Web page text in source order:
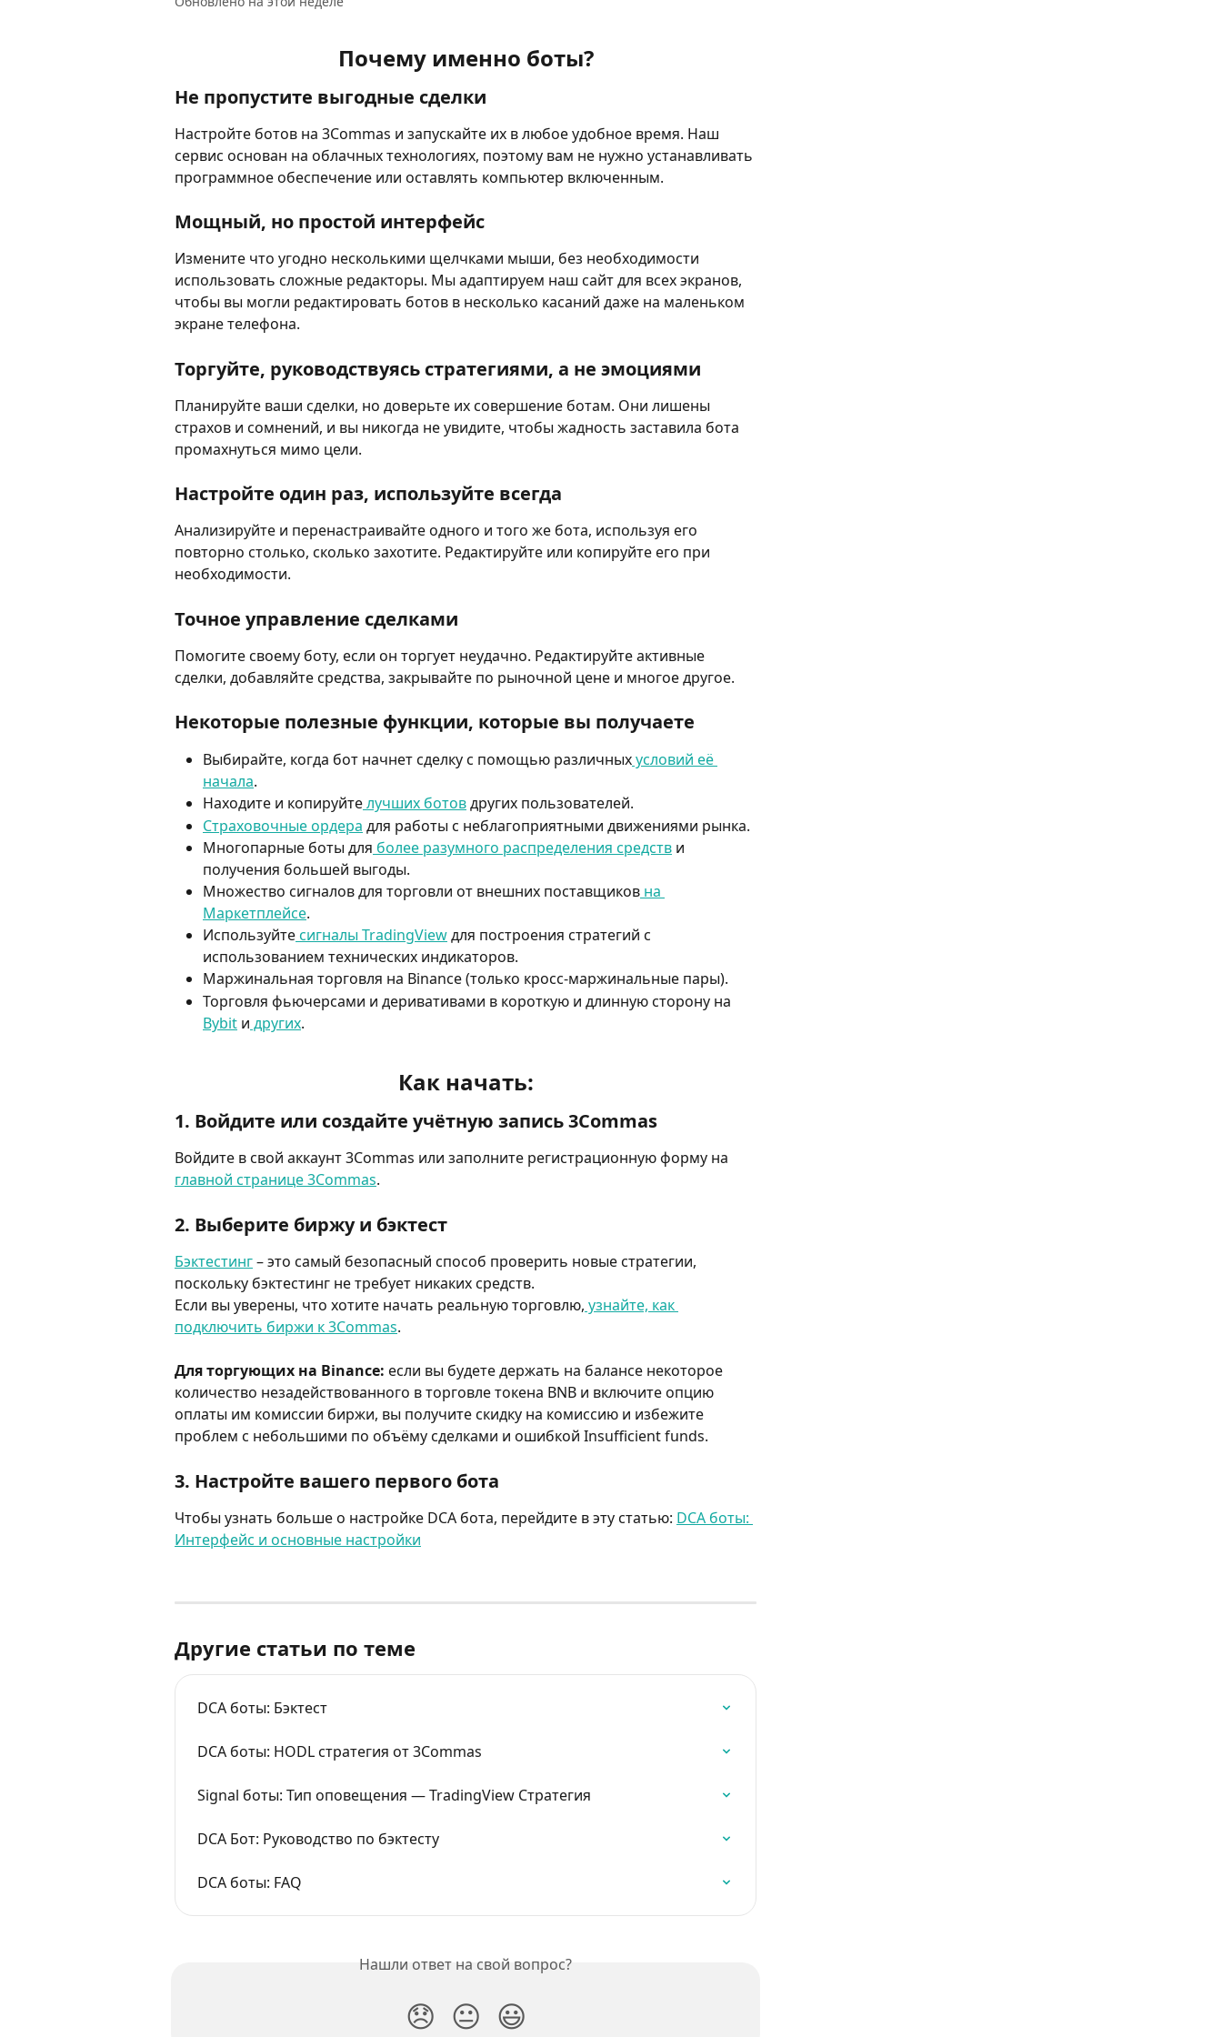
Почему именно боты?
Не пропустите выгодные сделки
Настройте ботов на 3Commas и запускайте их в любое удобное время. Наш
сервис основан на облачных технологиях, поэтому вам не нужно устанавливать
программное обеспечение или оставлять компьютер включенным.
Мощный, но простой интерфейс
Измените что угодно несколькими щелчками мыши, без необходимости
использовать сложные редакторы. Мы адаптируем наш сайт для всех экранов,
чтобы вы могли редактировать ботов в несколько касаний даже на маленьком
экране телефона.
Торгуйте, руководствуясь стратегиями, а не эмоциями
Планируйте ваши сделки, но доверьте их совершение ботам. Они лишены
страхов и сомнений, и вы никогда не увидите, чтобы жадность заставила бота
промахнуться мимо цели.
Настройте один раз, используйте всегда
Анализируйте и перенастраивайте одного и того же бота, используя его
повторно столько, сколько захотите. Редактируйте или копируйте его при
необходимости.
Точное управление сделками
Помогите своему боту, если он торгует неудачно. Редактируйте активные
сделки, добавляйте средства, закрывайте по рыночной цене и многое другое.
Некоторые полезные функции, которые вы получаете
Выбирайте, когда бот начнет сделку с помощью различных условий её
начала.
Находите и копируйте лучших ботов других пользователей.
Страховочные ордера для работы с неблагоприятными движениями рынка.
Многопарные боты для более разумного распределения средств и
получения большей выгоды.
Множество сигналов для торговли от внешних поставщиков на
Маркетплейсе.
Используйте сигналы TradingView для построения стратегий с
использованием технических индикаторов.
Маржинальная торговля на Binance (только кросс-маржинальные пары).
Торговля фьючерсами и деривативами в короткую и длинную сторону на
Bybit и других.
Как начать:
1. Войдите или создайте учётную запись 3Commas
Войдите в свой аккаунт 3Commas или заполните регистрационную форму на
главной странице 3Commas.
2. Выберите биржу и бэктест
Бэктестинг – это самый безопасный способ проверить новые стратегии,
поскольку бэктестинг не требует никаких средств.
Если вы уверены, что хотите начать реальную торговлю, узнайте, как
подключить биржи к 3Commas.
​Для торгующих на Binance: если вы будете держать на балансе некоторое
количество незадействованного в торговле токена BNB и включите опцию
оплаты им комиссии биржи, вы получите скидку на комиссию и избежите
проблем с небольшими по объёму сделками и ошибкой Insufficient funds.
3. Настройте вашего первого бота
Чтобы узнать больше о настройке DCA бота, перейдите в эту статью: DCA боты:
Интерфейс и основные настройки
Другие статьи по теме
DCA боты: Бэктест
DCA боты: HODL стратегия от 3Commas
Signal боты: Тип оповещения — TradingView Стратегия
DCA Бот: Руководство по бэктесту
DCA боты: FAQ
Нашли ответ на свой вопрос?
😞 😐 😃